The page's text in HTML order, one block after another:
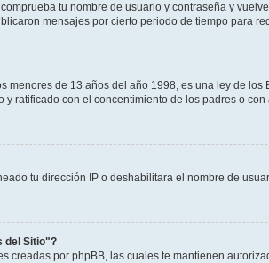
tu nombre de usuario y contraseña y
mensajes por cierto periodo de tiempo para
menores de 13 años del año 1998, es una ley de
ratificado con el concentimiento de los padres o
tu dirección IP o deshabilitara el nombre de
del Sitio"?
creadas por phpBB, las cuales te mantienen